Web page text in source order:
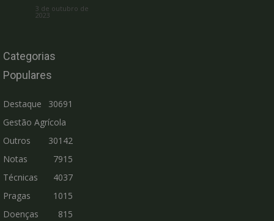
3 de outubro de
2023
Categorias
Populares
Destaque
30691
Gestão Agrícola
30142
Outros
7915
Notas
Técnicas
4037
Pragas
1015
Doenças
815